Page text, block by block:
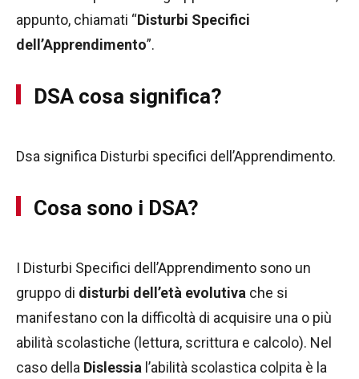
appunto, chiamati “Disturbi Specifici
dell’Apprendimento”.
DSA cosa significa?
Dsa significa Disturbi specifici dell’Apprendimento.
Cosa sono i DSA?
I Disturbi Specifici dell’Apprendimento sono un
gruppo di disturbi dell’età evolutiva che si
manifestano con la difficoltà di acquisire una o più
abilità scolastiche (lettura, scrittura e calcolo). Nel
caso della Dislessia l’abilità scolastica colpita è la